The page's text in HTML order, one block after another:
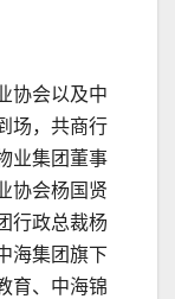
协会以及中
场，共商行
业集团董事
协会杨国贤
行政总裁杨
海集团旗下
育、中海锦